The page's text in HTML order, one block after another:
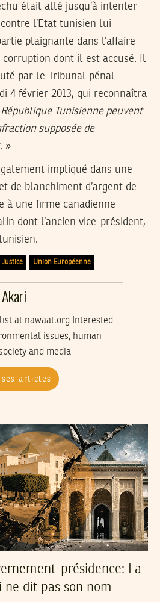
était allé jusqu’à intenter
l’Etat tunisien lui
plaignante dans l’affaire
dont il est accusé. Il
par le Tribunal pénal
4 février 2013, qui reconnaîtra
Tunisienne peuvent
supposée de
»
impliqué dans une
de blanchiment d’argent de
à une firme canadienne
dont l’ancien vice-président,
Justice Union Européenne
at nawaat.org Interested
issues, human
and media
ses articles
présidence: La
dit pas son nom